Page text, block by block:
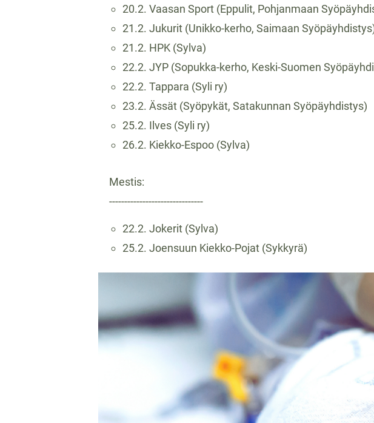
20.2. Vaasan Sport (Eppulit, Pohjanmaan
21.2. Jukurit (Unikko-kerho, Saimaan
21.2. HPK (Sylva)
22.2. JYP (Sopukka-kerho, Keski-Suomen
22.2. Tappara (Syli ry)
23.2. Ässät (Syöpykät, Satakunnan Syöpäyhdistys)
25.2. Ilves (Syli ry)
26.2. Kiekko-Espoo (Sylva)
Mestis:
-------------------------------
22.2. Jokerit (Sylva)
25.2. Joensuun Kiekko-Pojat (Sykkyrä)